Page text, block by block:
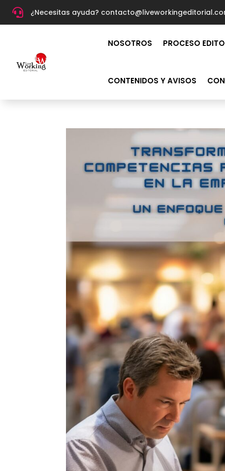
 ¿Necesitas ayuda? c
NOSOTROS PROCESO
CONTENIDOS Y AVISOS